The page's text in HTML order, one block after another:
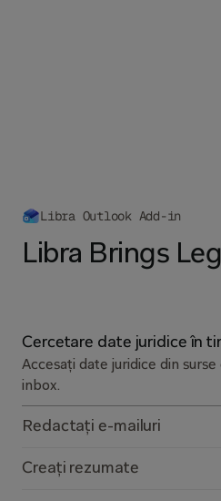
Libra Brings
Libra Outlook Add-in
Cercetare date juridice în
Accesați date juridice din
inbox.
Redactați e-mailuri
Creați rezumate